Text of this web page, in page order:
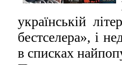
українській
бестселера», і
в списках